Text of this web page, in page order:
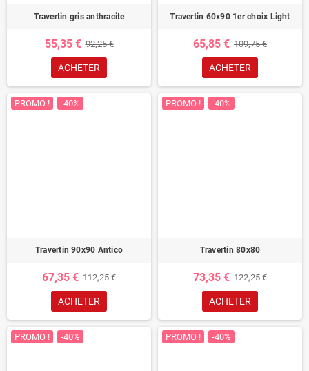
Travertin gris anthracite
55,35 € 92,25 €
ACHETER
Travertin 60x90 1er choix Light
65,85 € 109,75 €
ACHETER
PROMO ! -40%
Travertin 90x90 Antico
67,35 € 112,25 €
ACHETER
PROMO ! -40%
Travertin 80x80
73,35 € 122,25 €
ACHETER
PROMO ! -40% PROMO ! -40%